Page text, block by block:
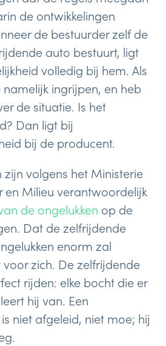
de ontwikkelingen
de bestuurder zelf de
auto bestuurt, ligt
volledig bij hem. Als
ingrijpen, en heb
de situatie. Is het
Dan ligt bij
bij de producent.
zijn volgens het Ministerie
en Milieu verantwoordelijk
de ongelukken op de
Dat de zelfrijdende
enorm zal
zich. De zelfrijdende
rijden: elke bocht die er
hij van. Een
niet afgeleid, niet moe; hij